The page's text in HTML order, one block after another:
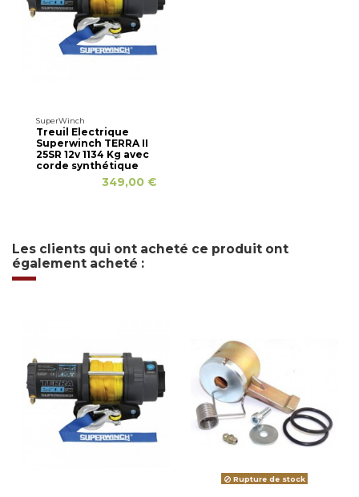
SuperWinch
Treuil Electrique
Superwinch TERRA II
25SR 12v 1134 Kg avec
corde synthétique
349,00 €
Les clients qui ont acheté ce produit ont
également acheté :
Rupture de stock